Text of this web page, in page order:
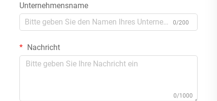
Unternehmensname
0/200
Nachricht
0/1000